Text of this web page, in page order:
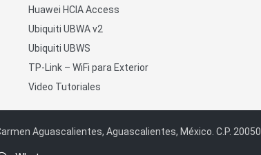
Huawei HCIA Access
Ubiquiti UBWA v2
Ubiquiti UBWS
TP-Link – WiFi para Exterior
Video Tutoriales
Aguascalientes, Aguascalientes, México. C.P. 20050